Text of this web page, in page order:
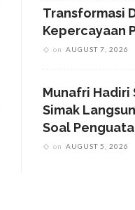
Transformasi
Kepercayaan
on AUGUST 7, 2026
Munafri Hadiri
Simak
Soal
on AUGUST 5, 2026